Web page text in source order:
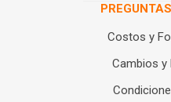
Costos y
Cambios y